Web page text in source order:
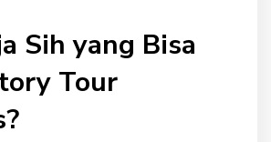
Sih yang Bisa
Tour